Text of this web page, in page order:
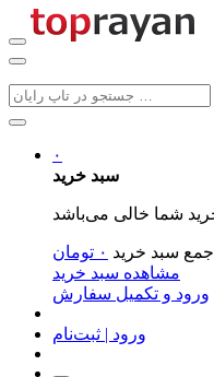
۰
سبد خرید
جمع سبد خرید ۰ تومان
مشاهده سبد خرید
ورود و تکمیل سفارش
ورود | ثبت‌نام